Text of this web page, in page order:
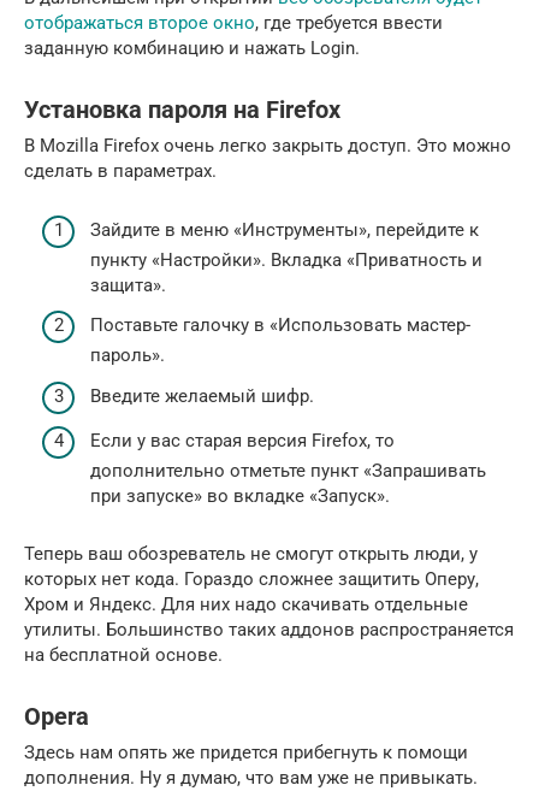
отображаться второе окно, где требуется ввести
заданную комбинацию и нажать Login.
Установка пароля на Firefox
В Mozilla Firefox очень легко закрыть доступ. Это можно
сделать в параметрах.
Зайдите в меню «Инструменты», перейдите к
пункту «Настройки». Вкладка «Приватность и
защита».
Поставьте галочку в «Использовать мастер-
пароль».
Введите желаемый шифр.
Если у вас старая версия Firefox, то
дополнительно отметьте пункт «Запрашивать
при запуске» во вкладке «Запуск».
Теперь ваш обозреватель не смогут открыть люди, у
которых нет кода. Гораздо сложнее защитить Оперу,
Хром и Яндекс. Для них надо скачивать отдельные
утилиты. Большинство таких аддонов распространяется
на бесплатной основе.
Opera
Здесь нам опять же придется прибегнуть к помощи
дополнения. Ну я думаю, что вам уже не привыкать.